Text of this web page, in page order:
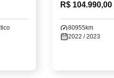
R$ 104.990,00
80955km
2022 / 2023